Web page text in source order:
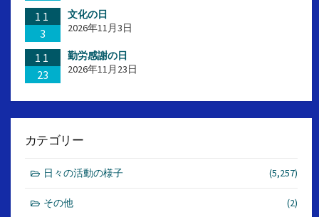
11
3
文化の日
2026年11月3日
11
23
勤労感謝の日
2026年11月23日
カテゴリー
日々の活動の様子 (5,257)
その他 (2)